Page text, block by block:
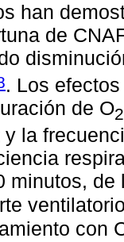
han
de
. Los
de O2
y la
minutos,
con